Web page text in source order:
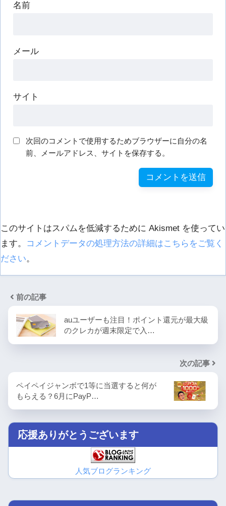
名前
メール
サイト
次回のコメントで使用するためブラウザーに自分の名
前、メールアドレス、サイトを保存する。
このサイトはスパムを低減するために Akismet を使ってい
ます。
コメントデータの処理方法の詳細はこちらをご覧く
ださい。
前の記事
auユーザーも注目！ポイント還元が最大級
のクレカが週末限定で入…
次の記事
ペイペイジャンボで1等に当選すると何が
もらえる？6月にPayP…
応援ありがとうございます
人気ブログランキング